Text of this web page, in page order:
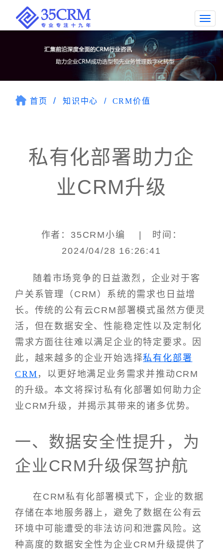
首页 知识中心 CRM价值
私有化部署助力企
业CRM升级
作者：35CRM小编 | 时间：
2024/04/28 16:26:41
随着市场竞争的日益激烈，企业对于客
户关系管理（CRM）系统的需求也日益增
长。传统的公有云CRM部署模式虽然方便灵
活，但在数据安全、性能稳定性以及定制化
需求方面往往难以满足企业的特定要求。因
此，越来越多的企业开始选择私有化部署
CRM ，以更好地满足业务需求并推动CRM
的升级。本文将探讨私有化部署如何助力企
业CRM升级，并揭示其带来的诸多优势。
一、数据安全性提升，为
企业CRM升级保驾护航
在CRM私有化部署模式下，企业的数据
存储在本地服务器上，避免了数据在公有云
环境中可能遭受的非法访问和泄露风险。这
种高度的数据安全性为企业CRM升级提供了